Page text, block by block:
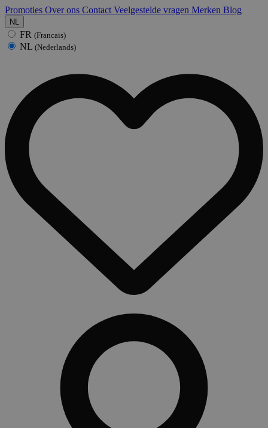
Promoties Over ons Contact Veelgestelde vragen Merken Blog
NL
FR (Francais)
NL (Nederlands)